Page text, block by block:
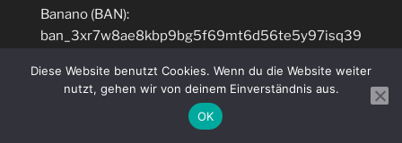
Banano (BAN):
ban_3xr7w8ae8kbp9bg5f69mt6d56te5y97isq39
Ethereum (ETH):
0x829F9e57c29ab683E964c76160B7B0BaB272
Diese Website benutzt Cookies. Wenn du die Website weiter
nutzt, gehen wir von deinem Einverständnis aus.
OK